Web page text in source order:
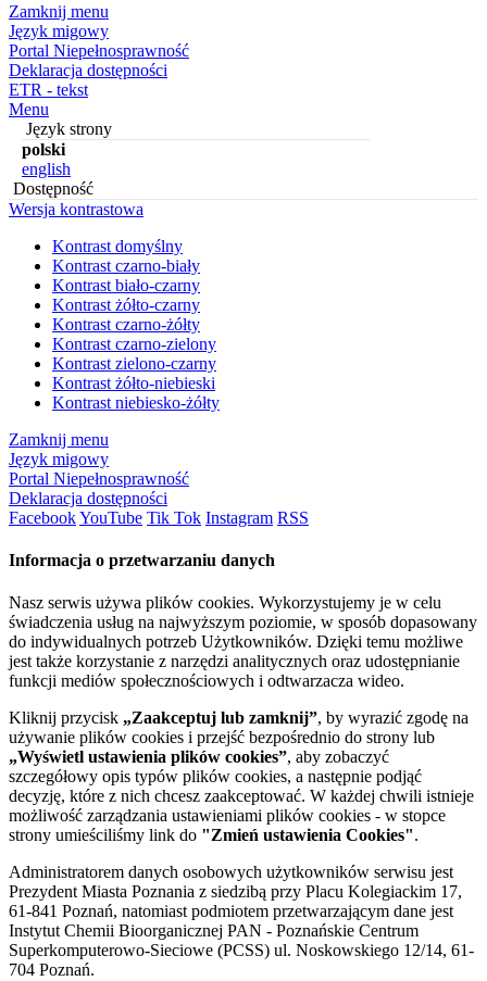
Zamknij menu
Język migowy
Portal Niepełnosprawność
Deklaracja dostępności
ETR - tekst
Menu
Język strony
polski
english
Dostępność
Wersja kontrastowa
Kontrast domyślny
Kontrast czarno-biały
Kontrast biało-czarny
Kontrast żółto-czarny
Kontrast czarno-żółty
Kontrast czarno-zielony
Kontrast zielono-czarny
Kontrast żółto-niebieski
Kontrast niebiesko-żółty
Zamknij menu
Język migowy
Portal Niepełnosprawność
Deklaracja dostępności
FacebookYouTube Tik Tok Instagram RSS
Informacja o przetwarzaniu danych
Nasz serwis używa plików cookies. Wykorzystujemy je w celu
świadczenia usług na najwyższym poziomie, w sposób dopasowany
do indywidualnych potrzeb Użytkowników. Dzięki temu możliwe
jest także korzystanie z narzędzi analitycznych oraz udostępnianie
funkcji mediów społecznościowych i odtwarzacza wideo.
Kliknij przycisk „Zaakceptuj lub zamknij”, by wyrazić zgodę na
używanie plików cookies i przejść bezpośrednio do strony lub
„Wyświetl ustawienia plików cookies”, aby zobaczyć
szczegółowy opis typów plików cookies, a następnie podjąć
decyzję, które z nich chcesz zaakceptować. W każdej chwili istnieje
możliwość zarządzania ustawieniami plików cookies - w stopce
strony umieściliśmy link do "Zmień ustawienia Cookies".
Administratorem danych osobowych użytkowników serwisu jest
Prezydent Miasta Poznania z siedzibą przy Placu Kolegiackim 17,
61-841 Poznań, natomiast podmiotem przetwarzającym dane jest
Instytut Chemii Bioorganicznej PAN - Poznańskie Centrum
Superkomputerowo-Sieciowe (PCSS) ul. Noskowskiego 12/14, 61-
704 Poznań.